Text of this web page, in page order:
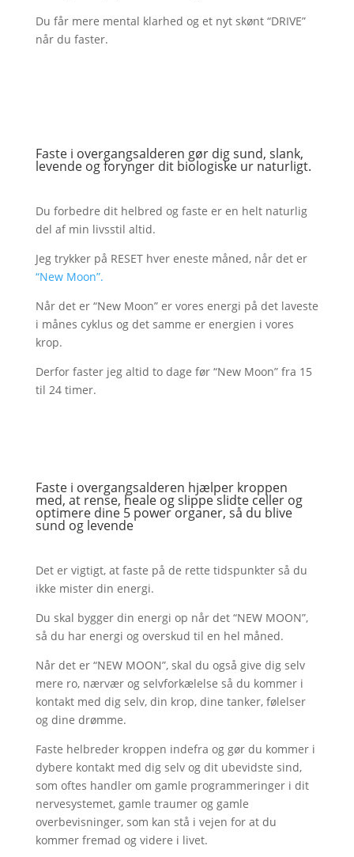
Du får mere mental klarhed og et nyt skønt “DRIVE”
når du faster.
Faste i overgangsalderen gør dig sund, slank,
levende og forynger dit biologiske ur naturligt.
Du forbedre dit helbred og faste er en helt naturlig
del af min livsstil altid.
Jeg trykker på RESET hver eneste måned, når det er
“New Moon”.
Når det er “New Moon” er vores energi på det laveste
i månes cyklus og det samme er energien i vores
krop.
Derfor faster jeg altid to dage før “New Moon” fra 15
til 24 timer.
Faste i overgangsalderen hjælper kroppen
med, at rense, heale og slippe slidte celler og
optimere dine 5 power organer, så du blive
sund og levende
Det er vigtigt, at faste på de rette tidspunkter så du
ikke mister din energi.
Du skal bygger din energi op når det “NEW MOON”,
så du har energi og overskud til en hel måned.
Når det er “NEW MOON”, skal du også give dig selv
mere ro, nærvær og selvforkælelse så du kommer i
kontakt med dig selv, din krop, dine tanker, følelser
og dine drømme.
Faste helbreder kroppen indefra og gør du kommer i
dybere kontakt med dig selv og dit ubevidste sind,
som oftes handler om gamle programmeringer i dit
nervesystemet, gamle traumer og gamle
overbevisninger, som kan stå i vejen for at du
kommer fremad og videre i livet.